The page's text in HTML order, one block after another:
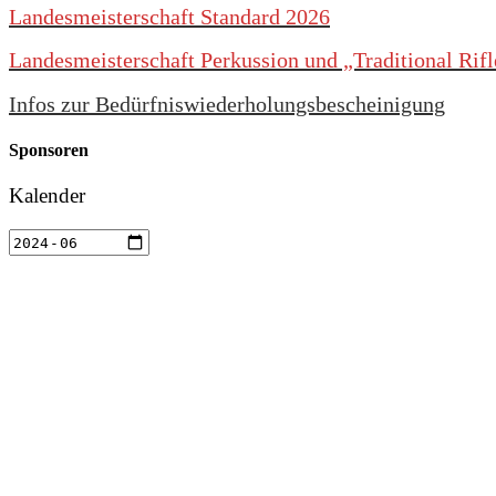
Landesmeisterschaft Standard 2026
Landesmeisterschaft Perkussion und „Traditional
Infos zur Bedürfniswiederholungsbescheinigung
Sponsoren
Kalender